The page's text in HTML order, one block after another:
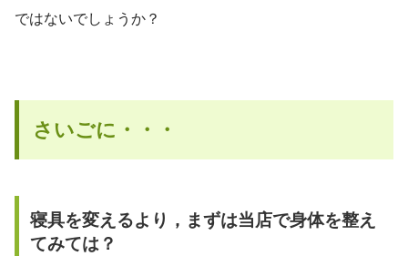
ではないでしょうか？
さいごに・・・
寝具を変えるより，まずは当店で身体を整え
てみては？